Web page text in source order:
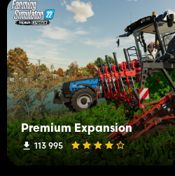
Premium Expansion
113 995